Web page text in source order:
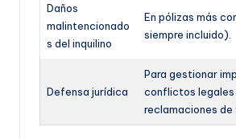
Daños
malintencionado
s del inquilino
En pólizas más
siempre incluido).
Defensa jurídica
Para gestionar
conflictos legales
reclamaciones de